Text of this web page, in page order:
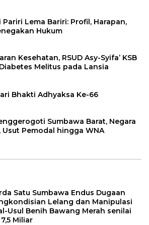
Pariri Lema Bariri: Profil, Harapan,
Hukum
Kesehatan, RSUD Asy-Syifa’ KSB
Melitus pada Lansia
Bhakti Adhyaksa Ke-66
Sumbawa Barat, Negara
Usut Pemodal hingga WNA
Satu Sumbawa Endus Dugaan
Lelang dan Manipulasi
Usul Benih Bawang Merah senilai
Miliar